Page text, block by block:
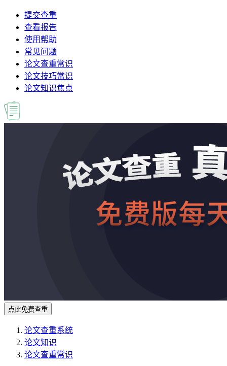
提交查重
查看报告
使用帮助
常见问题
论文查重常识
论文技巧常识
论文知识焦点
点此免费查重
论文查重系统
论文知识
论文查重常识